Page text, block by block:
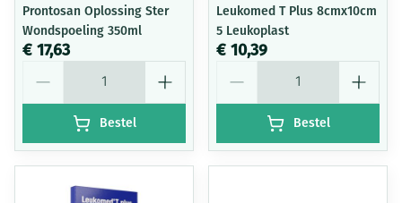
Prontosan Oplossing Ster
Wondspoeling 350ml
€ 17,63
Bestel
Leukomed T Plus 8cmx10cm
5 Leukoplast
€ 10,39
Bestel